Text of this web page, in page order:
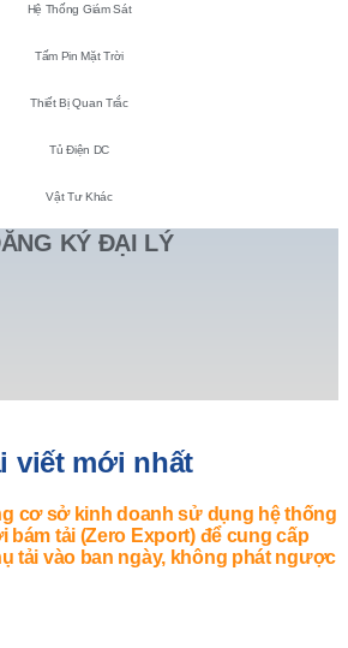
Hệ Thống Giám Sát
Tấm Pin Mặt Trời
Thiết Bị Quan Trắc
Tủ Điện DC
Vật Tư Khác
KÝ ĐẠI LÝ
viết mới nhất